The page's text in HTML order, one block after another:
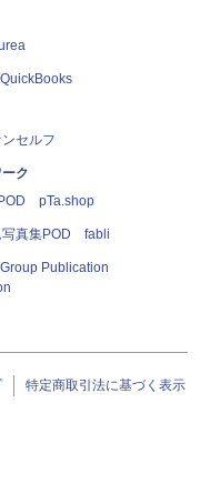
セルフ
ーク
pTa.shop
写真集POD fabli
Publication
特定商取引法に基づく表示